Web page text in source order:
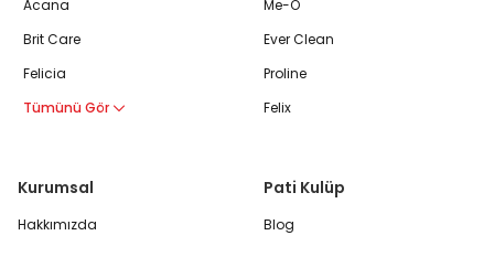
Acana
Brit Care
Felicia
Tümünü Gör
Me-O
Ever Clean
Proline
Felix
Kurumsal
Hakkımızda
Pati Kulüp
Blog